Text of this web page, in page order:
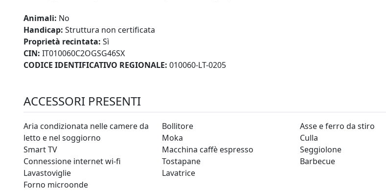
Animali: No
Handicap: Struttura non certificata
Proprietà recintata: Sì
CIN: IT010060C2OGSG46SX
CODICE IDENTIFICATIVO REGIONALE: 010060-LT-0205
ACCESSORI PRESENTI
Aria condizionata nelle camere da
letto e nel soggiorno
Smart TV
Connessione internet wi-fi
Lavastoviglie
Forno microonde
Bollitore
Moka
Macchina caffè espresso
Tostapane
Lavatrice
Asse e ferro da stiro
Culla
Seggiolone
Barbecue